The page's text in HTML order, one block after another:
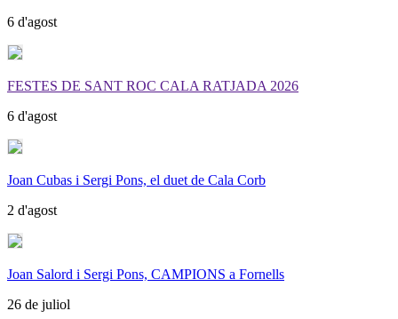
6 d'agost
FESTES DE SANT ROC CALA RATJADA 2026
6 d'agost
Joan Cubas i Sergi Pons, el duet de Cala Corb
2 d'agost
Joan Salord i Sergi Pons, CAMPIONS a Fornells
26 de juliol